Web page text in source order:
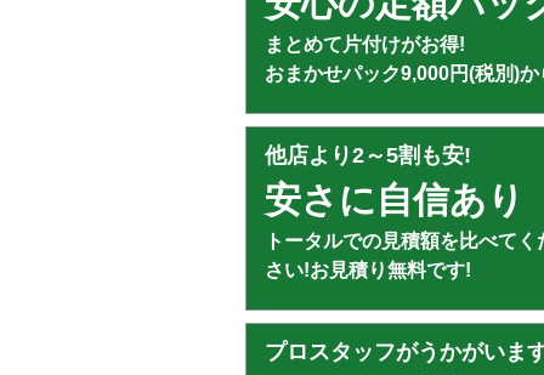
まとめて片付けがお得!
おまかせパック9,000円(税別)か
他店より2～5割も安!
安さに自信あり
トータルでの見積額を比べてく
さい!お見積り無料です!
プロスタッフがうかがいま